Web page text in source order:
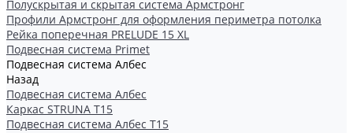
Полускрытая и скрытая система Армстронг
Профили Армстронг для оформления периметра потолка
Рейка поперечная PRELUDE 15 XL
Подвесная система Primet
Подвесная система Албес
Назад
Подвесная система Албес
Каркас STRUNA Т15
Подвесная система Албес T15